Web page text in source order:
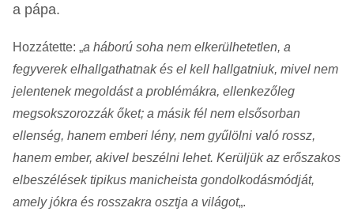
a pápa.
Hozzátette: „a háború soha nem elkerülhetetlen, a
fegyverek elhallgathatnak és el kell hallgatniuk, mivel nem
jelentenek megoldást a problémákra, ellenkezőleg
megsokszorozzák őket; a másik fél nem elsősorban
ellenség, hanem emberi lény, nem gyűlölni való rossz,
hanem ember, akivel beszélni lehet. Kerüljük az erőszakos
elbeszélések tipikus manicheista gondolkodásmódját,
amely jókra és rosszakra osztja a világot„.